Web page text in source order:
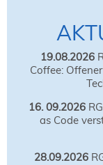
19.08.2026
Coffee:
16. 09.2026
as Code
28.09.2026